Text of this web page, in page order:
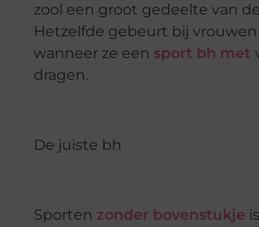
zool een groot gedeelte van
Hetzelfde gebeurt bij
wanneer ze een sport bh met
dragen.
De juiste bh
Sporten zonder bovenstukje